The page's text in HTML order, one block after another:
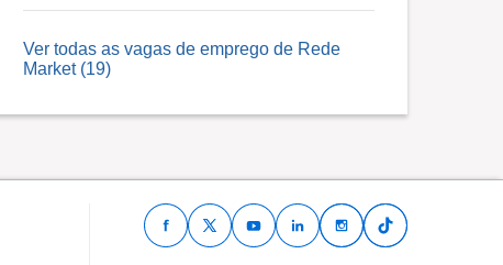
Ver todas as vagas de emprego de Rede
Market (19)